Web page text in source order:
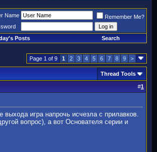
Name
Remember Me?
Posts Search
Page 1 of 9 1 2 3 4 5 6 7 8 9 >
Thread Tools
#1
игра напрочь исчезла с прилавков.
вопрос), а вот Основателя серии и